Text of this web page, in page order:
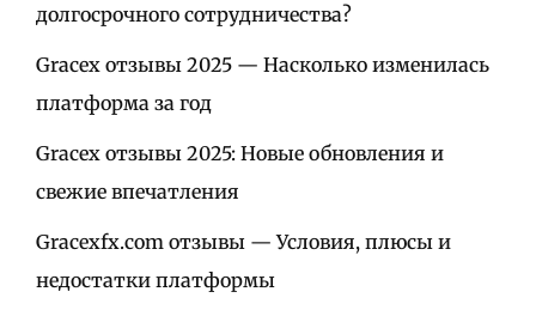
долгосрочного сотрудничества?
Gracex отзывы 2025 — Насколько изменилась
платформа за год
Gracex отзывы 2025: Новые обновления и
свежие впечатления
Gracexfx.com отзывы — Условия, плюсы и
недостатки платформы